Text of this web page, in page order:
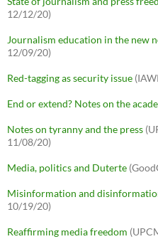
12/12/20)
Journalism education in the new
12/09/20)
Red-tagging as security issue
End or extend? Notes on the
Notes on tyranny and the press
11/08/20)
Media, politics and Duterte
Misinformation and
10/19/20)
Reaffirming media freedom